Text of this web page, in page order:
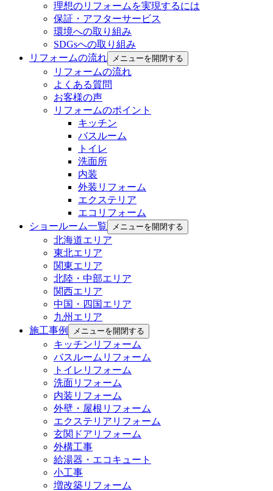
理想のリフォームを実現するには
保証・アフターサービス
環境への取り組み
SDGsへの取り組み
リフォームの流れ
メニューを開閉する
リフォームの流れ
よくある質問
お客様の声
リフォームのポイント
キッチン
バスルーム
トイレ
洗面所
内装
外装リフォーム
エクステリア
エコリフォーム
ショールーム一覧
メニューを開閉する
北海道エリア
東北エリア
関東エリア
北陸・中部エリア
関西エリア
中国・四国エリア
九州エリア
施工事例
メニューを開閉する
キッチンリフォーム
バスルームリフォーム
トイレリフォーム
洗面リフォーム
内装リフォーム
外壁・屋根リフォーム
エクステリアリフォーム
玄関ドアリフォーム
外構工事
給湯器・エコキュート
小工事
増改築リフォーム